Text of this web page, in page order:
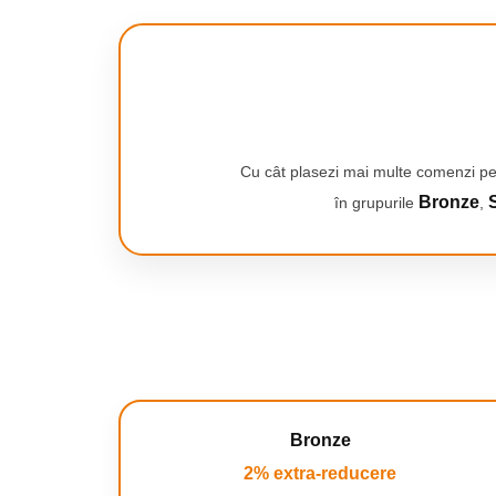
PC, Periferice & Software
Antifurt bicicleta
treceți la un telemetru cu
Cu cât plasezi mai multe comenzi
în grupurile Bronze,
Bronze
2% extra-reducere